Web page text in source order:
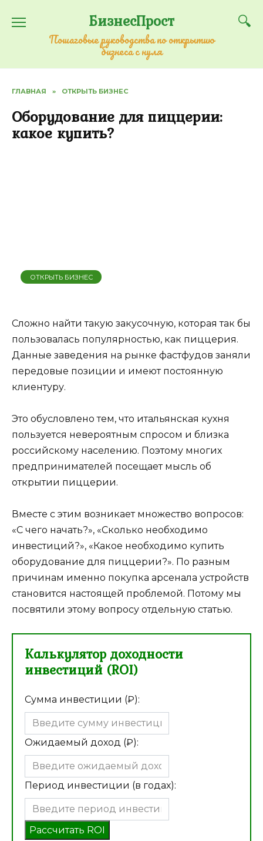
содержанию
БизнесПрост
Пошаговые руководства по открытию
бизнеса с нуля
ГЛАВНАЯ » ОТКРЫТЬ БИЗНЕС
Оборудование для пиццерии:
какое купить?
ОТКРЫТЬ БИЗНЕС
Сложно найти такую закусочную, которая так бы
пользовалась популярностью, как пиццерия.
Данные заведения на рынке фастфудов заняли
передовые позиции и имеют постоянную
клиентуру.
Это обусловлено тем, что итальянская кухня
пользуется невероятным спросом и близка
российскому населению. Поэтому многих
предпринимателей посещает мысль об
открытии пиццерии.
Вместе с этим возникает множество вопросов:
«С чего начать?», «Сколько необходимо
инвестиций?», «Какое необходимо купить
оборудование для пиццерии?». По разным
причинам именно покупка арсенала устройств
становится настоящей проблемой. Потому мы
посвятили этому вопросу отдельную статью.
Калькулятор доходности
инвестиций (ROI)
Сумма инвестиции (₽):
Ожидаемый доход (₽):
Период инвестиции (в годах):
Рассчитать ROI